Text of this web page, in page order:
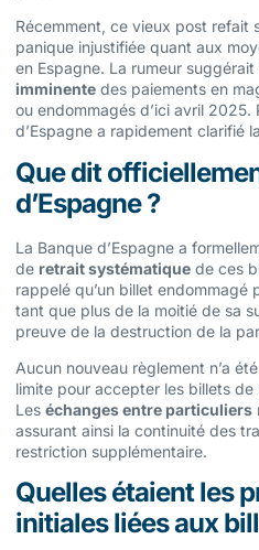
Récemment, ce vieux post refait
panique injustifiée quant aux
en Espagne. La rumeur suggérait
imminente des paiements en
ou endommagés d’ici avril 2025.
d’Espagne a rapidement clarifié
Que dit
d’Espagne ?
La Banque d’Espagne a
de retrait systématique de ces
rappelé qu’un billet endommagé
tant que plus de la moitié de sa
preuve de la destruction de la
Aucun nouveau règlement n’a
limite pour accepter les billets de
Les échanges entre particuliers
assurant ainsi la continuité des
restriction supplémentaire.
Quelles étaient les
initiales liées aux